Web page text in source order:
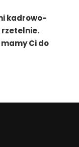
kadrowo-
rzetelnie.
Ci do